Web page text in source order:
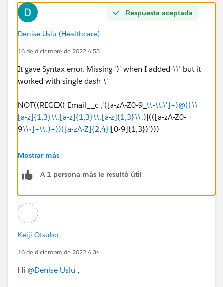
Respuesta aceptada
Denise Uslu (Healthcare)
16 de diciembre de 2022 4:53
It gave Syntax error. Missing ')' when I added \\' but it
worked with single dash \'
NOT((REGEX( Email__c ,'([a-zA-Z0-9_ \\-\\.\']+)@((\\
[a-z]{1,3}\\.[a-z]{1,3}\\.[a-z]{1,3}\\.)|(([a-zA-Z0-
9\\-]+\\.)+))([a-zA-Z]{2,4}|[0-9]{1,3})')))
Really apprriciate
Mostrar más
A 1 persona más le resultó útil
Keiji Otsubo
16 de diciembre de 2022 4:34
Hi @Denise Uslu ,